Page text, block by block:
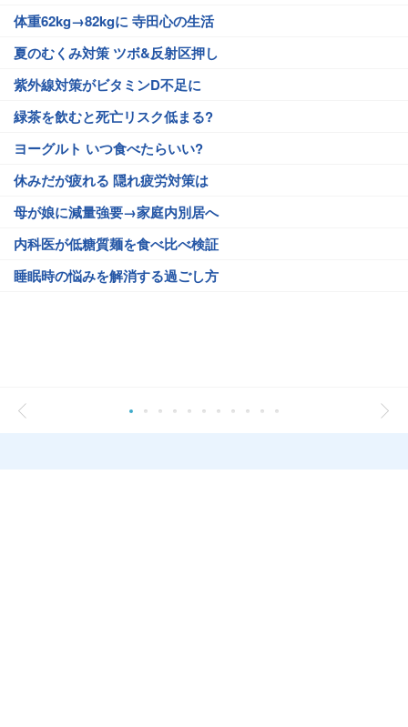
体重62kg→82kgに 寺田心の生活
夏のむくみ対策 ツボ&反射区押し
紫外線対策がビタミンD不足に
緑茶を飲むと死亡リスク低まる?
ヨーグルト いつ食べたらいい?
休みだが疲れる 隠れ疲労対策は
母が娘に減量強要→家庭内別居へ
内科医が低糖質麺を食べ比べ検証
睡眠時の悩みを解消する過ごし方